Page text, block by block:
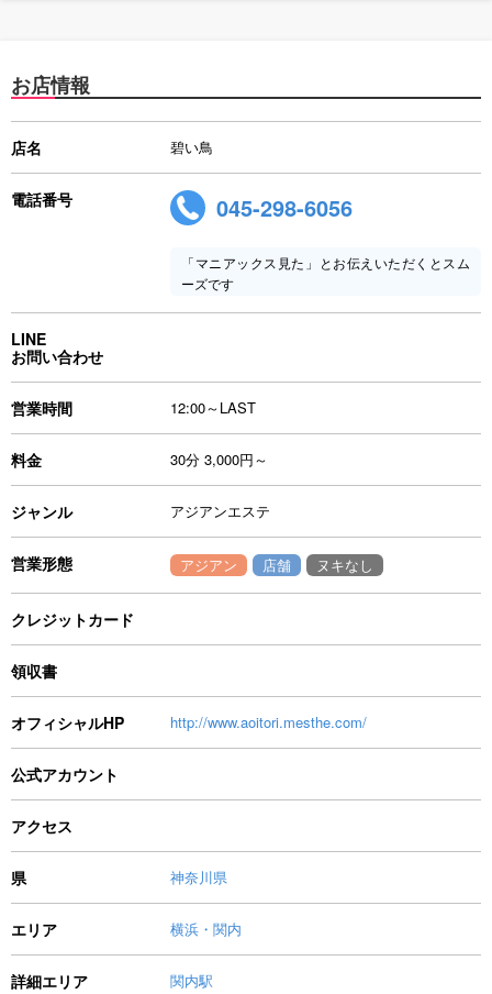
お店情報
店名 碧い鳥
電話番号 045-298-6056
「マニアックス見た」とお伝えいただくとスム
ーズです
LINE
お問い合わせ
営業時間 12:00～LAST
料金 30分 3,000円～
ジャンル アジアンエステ
営業形態 アジアン 店舗 ヌキなし
クレジットカード
領収書
オフィシャルHP http://www.aoitori.mesthe.com/
公式アカウント
アクセス
県 神奈川県
エリア 横浜・関内
詳細エリア 関内駅